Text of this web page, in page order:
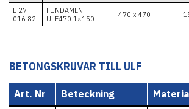
E 27
016 82
FUNDAMENT
ULF470 1×150
470 x 470
BETONGSKRUVAR TILL ULF
Art. Nr Beteckning